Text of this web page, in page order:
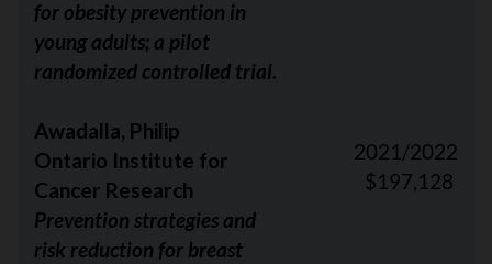
for obesity prevention in
young adults; a pilot
randomized controlled trial.
Awadalla, Philip
Ontario Institute for
Cancer Research
Prevention strategies and
risk reduction for breast
2021/2022
$197,128